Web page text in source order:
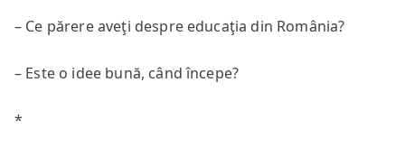
– Ce părere aveţi despre educaţia din România?
– Este o idee bună, când începe?
*